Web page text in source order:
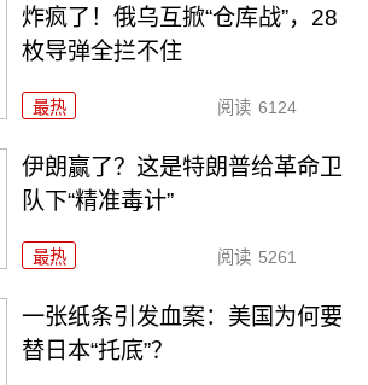
炸疯了！俄乌互掀“仓库战”，28
枚导弹全拦不住
最热 阅读 6124
伊朗赢了？这是特朗普给革命卫
队下“精准毒计”
最热 阅读 5261
一张纸条引发血案：美国为何要
替日本“托底”？